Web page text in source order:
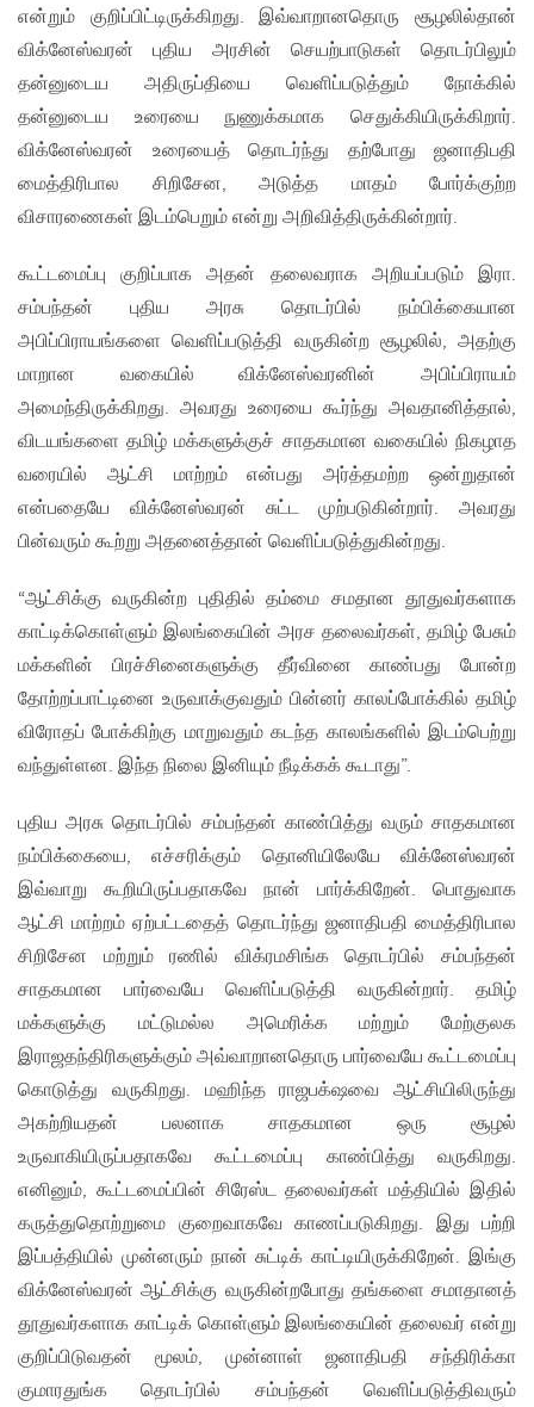
என்றும் குறிப்பிட்டிருக்கிறது. இவ்வாறானதொரு சூழலில்தான்
விக்னேஸ்வரன் புதிய அரசின் செயற்பாடுகள் தொடர்பிலும்
தன்னுடைய அதிருப்தியை வெளிப்படுத்தும் நோக்கில்
தன்னுடைய உரையை நுணுக்கமாக செதுக்கியிருக்கிறார்.
விக்னேஸ்வரன் உரையைத் தொடர்ந்து தற்போது ஜனாதிபதி
மைத்திரிபால சிறிசேன, அடுத்த மாதம் போர்க்குற்ற
விசாரணைகள் இடம்பெறும் என்று அறிவித்திருக்கின்றார்.
கூட்டமைப்பு குறிப்பாக அதன் தலைவராக அறியப்படும் இரா.
சம்பந்தன் புதிய அரசு தொடர்பில் நம்பிக்கையான
அபிப்பிராயங்களை வெளிப்படுத்தி வருகின்ற சூழலில், அதற்கு
மாறான வகையில் விக்னேஸ்வரனின் அபிப்பிராயம்
அமைந்திருக்கிறது. அவரது உரையை கூர்ந்து அவதானித்தால்,
விடயங்களை தமிழ் மக்களுக்குச் சாதகமான வகையில் நிகழாத
வரையில் ஆட்சி மாற்றம் என்பது அர்த்தமற்ற ஒன்றுதான்
என்பதையே விக்னேஸ்வரன் சுட்ட முற்படுகின்றார். அவரது
பின்வரும் கூற்று அதனைத்தான் வெளிப்படுத்துகின்றது.
“ஆட்சிக்கு வருகின்ற புதிதில் தம்மை சமதான தூதுவர்களாக
காட்டிக்கொள்ளும் இலங்கையின் அரச தலைவர்கள், தமிழ் பேசும்
மக்களின் பிரச்சினைகளுக்கு தீர்வினை காண்பது போன்ற
தோற்றப்பாட்டினை உருவாக்குவதும் பின்னர் காலப்போக்கில் தமிழ்
விரோதப் போக்கிற்கு மாறுவதும் கடந்த காலங்களில் இடம்பெற்று
வந்துள்ளன. இந்த நிலை இனியும் நீடிக்கக் கூடாது”.
புதிய அரசு தொடர்பில் சம்பந்தன் காண்பித்து வரும் சாதகமான
நம்பிக்கையை, எச்சரிக்கும் தொனியிலேயே விக்னேஸ்வரன்
இவ்வாறு கூறியிருப்பதாகவே நான் பார்க்கிறேன். பொதுவாக
ஆட்சி மாற்றம் ஏற்பட்டதைத் தொடர்ந்து ஜனாதிபதி மைத்திரிபால
சிறிசேன மற்றும் ரணில் விக்ரமசிங்க தொடர்பில் சம்பந்தன்
சாதகமான பார்வையே வெளிப்படுத்தி வருகின்றார். தமிழ்
மக்களுக்கு மட்டுமல்ல அமெரிக்க மற்றும் மேற்குலக
இராஜதந்திரிகளுக்கும் அவ்வாறானதொரு பார்வையே கூட்டமைப்பு
கொடுத்து வருகிறது. மஹிந்த ராஜபக்‌ஷவை ஆட்சியிலிருந்து
அகற்றியதன் பலனாக சாதகமான ஒரு சூழல்
உருவாகியிருப்பதாகவே கூட்டமைப்பு காண்பித்து வருகிறது.
எனினும், கூட்டமைப்பின் சிரேஸ்ட தலைவர்கள் மத்தியில் இதில்
கருத்துதொற்றுமை குறைவாகவே காணப்படுகிறது. இது பற்றி
இப்பத்தியில் முன்னரும் நான் சுட்டிக் காட்டியிருக்கிறேன். இங்கு
விக்னேஸ்வரன் ஆட்சிக்கு வருகின்றபோது தங்களை சமாதானத்
தூதுவர்களாக காட்டிக் கொள்ளும் இலங்கையின் தலைவர் என்று
குறிப்பிடுவதன் மூலம், முன்னாள் ஜனாதிபதி சந்திரிக்கா
குமாரதுங்க தொடர்பில் சம்பந்தன் வெளிப்படுத்திவரும்